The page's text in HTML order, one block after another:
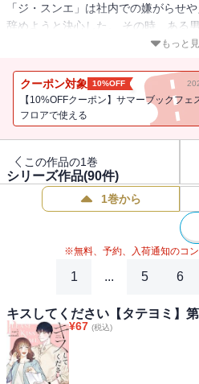
「ジ・スンエ」は社内での嫌がらせ
辞めようと決心した。 その時、ある
間、毎朝、秘密のキス契約” 「キス
存のための秘密キス契約が始まるーー
もっと
クーポン対象 10%OFF
【10%OFFクーポン】サマーブックフェ
フロアで使える
この作品の1巻
シリーズ作品(90件)
1巻から
※無料、予約、入荷通知のコ
1 ... 5 6
キスしてください【タテヨミ】
¥67 (税込)